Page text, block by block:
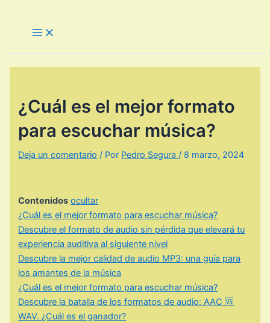
Main
Menu
¿Cuál es el mejor formato
para escuchar música?
Deja un comentario / Por Pedro Segura/ 8 marzo, 2024
Contenidos ocultar
¿Cuál es el mejor formato para escuchar música?
Descubre el formato de audio sin pérdida que elevará tu
experiencia auditiva al siguiente nivel
Descubre la mejor calidad de audio MP3: una guía para
los amantes de la música
¿Cuál es el mejor formato para escuchar música?
Descubre la batalla de los formatos de audio: AAC 🆚
WAV. ¿Cuál es el ganador?